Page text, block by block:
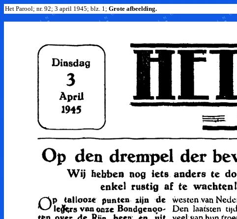
Het Parool; nr. 92; 3 april 1945; blz. 1; Grote afbeelding.